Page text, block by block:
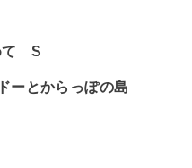
て S
とからっぽの島